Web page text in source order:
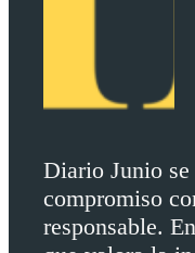
Diario Junio
compromiso
responsable.